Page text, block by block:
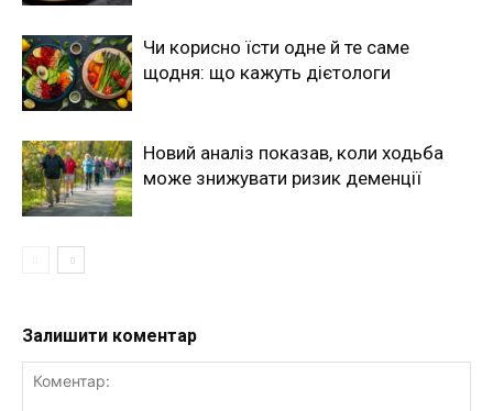
Чи корисно їсти одне й те саме
щодня: що кажуть дієтологи
Новий аналіз показав, коли ходьба
може знижувати ризик деменції
Залишити коментар